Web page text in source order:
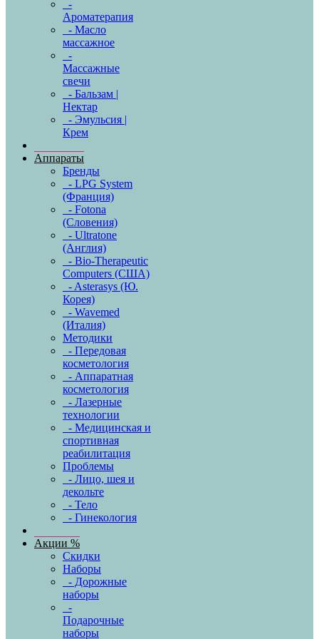
-
Ароматерапия
- Масло
массажное
-
Массажные
свечи
- Бальзам |
Нектар
- Эмульсия |
Крем
Аппараты
Бренды
- LPG System
(Франция)
- Fotona
(Словения)
- Ultratone
(Англия)
- Bio-Therapeutic
Computers (США)
- Asterasys (Ю.
Корея)
- Wavemed
(Италия)
Методики
- Передовая
косметология
- Аппаратная
косметология
- Лазерные
технологии
- Медицинская и
спортивная
реабилитация
Проблемы
- Лицо, шея и
декольте
- Тело
- Гинекология
Акции %
Скидки
Наборы
- Дорожные
наборы
-
Подарочные
наборы